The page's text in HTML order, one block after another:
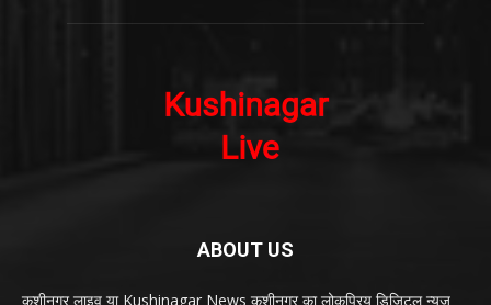
ABOUT US
कुशीनगर लाइव या Kushinagar News कुशीनगर का लोकप्रिय डिजिटल न्यूज़